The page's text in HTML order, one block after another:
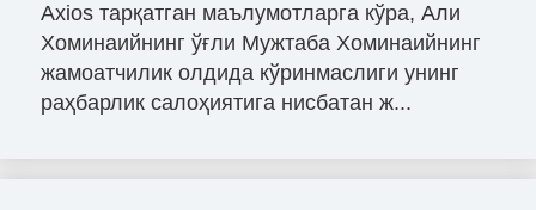
Axios тарқатган маълумотларга кўра, Али
Хоминаийнинг ўғли Мужтаба Хоминаийнинг
жамоатчилик олдида кўринмаслиги унинг
раҳбарлик салоҳиятига нисбатан ж...